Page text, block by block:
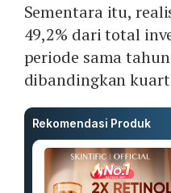
Sementara itu,
49,2% dari total
periode sama
dibandingkan
Rekomendasi Produk